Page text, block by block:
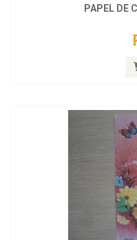
PAPEL DE